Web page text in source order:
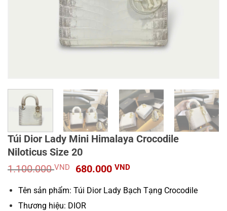
Túi Dior Lady Mini Himalaya Crocodile
Niloticus Size 20
1.100.000VND
Giá
là:
1.100.000 VND.
680.000 VNDGiá
tại
là:
Tên sản phẩm: Túi Dior Lady Bạch Tạng Crocodile
Thương hiệu: DIOR